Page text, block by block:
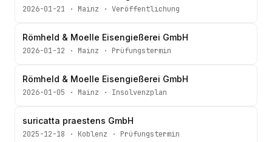
2026-01-21 · Mainz · Veröffentlichung
Römheld & Moelle Eisengießerei GmbH
2026-01-12 · Mainz · Prüfungstermin
Römheld & Moelle Eisengießerei GmbH
2026-01-05 · Mainz · Insolvenzplan
suricatta praestens GmbH
2025-12-18 · Koblenz · Prüfungstermin